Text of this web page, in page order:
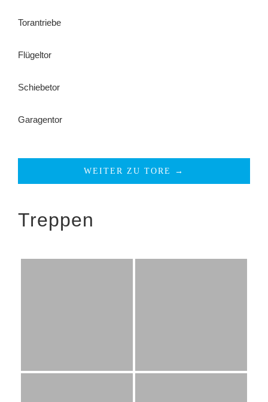
Torantriebe
Flügeltor
Schiebetor
Garagentor
WEITER ZU TORE →
Treppen